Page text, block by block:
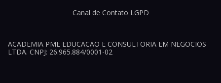
Canal de Contato LGPD
ACADEMIA PME EDUCACAO E CONSULTORIA EM NEGOCIOS
LTDA. CNPJ: 26.965.884/0001-02